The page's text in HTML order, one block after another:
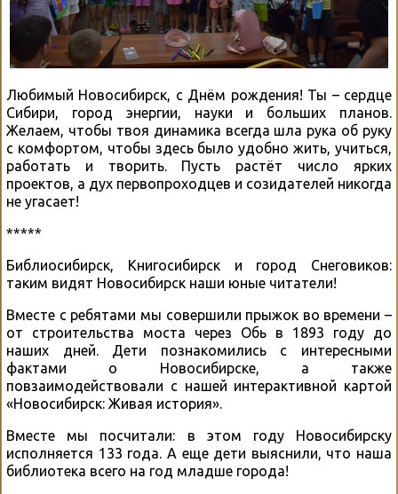
Любимый Новосибирск, с Днём рождения! Ты – сердце
Сибири, город энергии, науки и больших планов.
Желаем, чтобы твоя динамика всегда шла рука об руку
с комфортом, чтобы здесь было удобно жить, учиться,
работать и творить. Пусть растёт число ярких
проектов, а дух первопроходцев и созидателей никогда
не угасает!
*****
Библиосибирск, Книгосибирск и город Снеговиков:
таким видят Новосибирск наши юные читатели!
Вместе с ребятами мы совершили прыжок во времени –
от строительства моста через Обь в 1893 году до
наших дней. Дети познакомились с интересными
фактами о Новосибирске, а также
повзаимодействовали с нашей интерактивной картой
«Новосибирск: Живая история».
Вместе мы посчитали: в этом году Новосибирску
исполняется 133 года. А еще дети выяснили, что наша
библиотека всего на год младше города!